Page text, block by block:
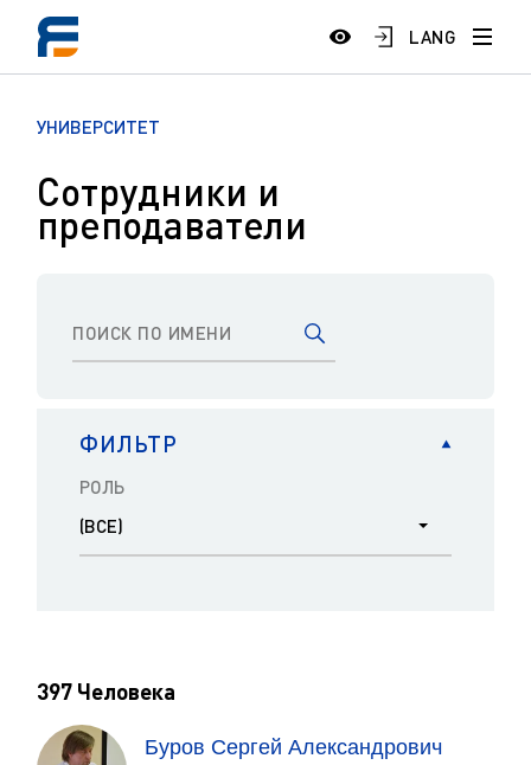
LANG
УНИВЕРСИТЕТ
Сотрудники и
преподаватели
ФИЛЬТР
(ВСЕ)
РОЛЬ
397 Человека
Буров Сергей Александрович